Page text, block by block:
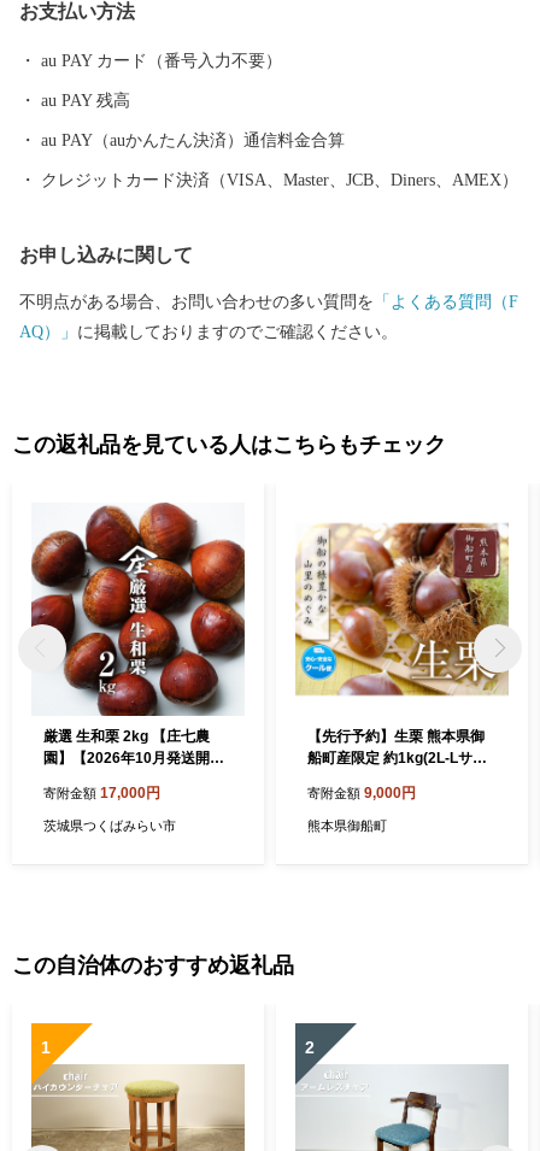
動物園」がママに人気の「栗山公園」は、家族で一日中楽しめる
おすすめスポットです。 ふるさと栗山町をいつまでも活気あふれ
信し、一人でも多くの「栗山ファン」を増やせるよう励んでまい
ります。 「栗山出身」ってだけでモテる時代は、きっとくる！
お支払い方法
au PAY カード（番号入力不要）
au PAY 残高
au PAY（auかんたん決済）通信料金合算
クレジットカード決済（VISA、Master、JCB、Diners、AMEX）
お申し込みに関して
不明点がある場合、お問い合わせの多い質問を 「よくある質問（F
AQ）」 に掲載しておりますのでご確認ください。
この返礼品を見ている人はこちらもチェック
厳選 生和栗 2kg 【庄七農
園】【2026年10月発送開
皮煮 甘露煮 マロングラッセ
フルーツ 茨城県 和栗 [BK41-
寄附金額 17,000円
茨城県つくばみらい市
【先行予約】生栗 熊本県御
船町産限定 約1kg(2L-Lサイ
旬頃出荷》送料無料 期間限
定 野菜 予約 スイーツ きんと
寄附金額 9,000円
熊本県御船町
この自治体のおすすめ返礼品
1 2